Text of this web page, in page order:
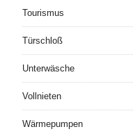
Tourismus
Türschloß
Unterwäsche
Vollnieten
Wärmepumpen